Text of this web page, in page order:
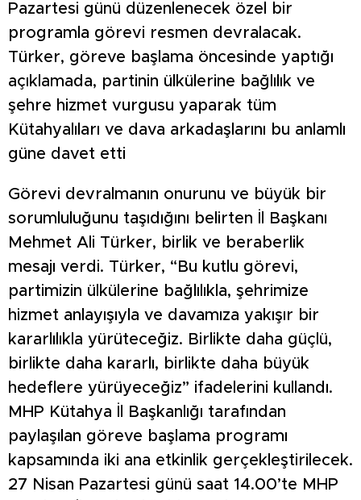
Pazartesi günü düzenlenecek özel bir
programla görevi resmen devralacak.
Türker, göreve başlama öncesinde yaptığı
açıklamada, partinin ülkülerine bağlılık ve
şehre hizmet vurgusu yaparak tüm
Kütahyalıları ve dava arkadaşlarını bu anlamlı
güne davet etti
Görevi devralmanın onurunu ve büyük bir
sorumluluğunu taşıdığını belirten İl Başkanı
Mehmet Ali Türker, birlik ve beraberlik
mesajı verdi. Türker, “Bu kutlu görevi,
partimizin ülkülerine bağlılıkla, şehrimize
hizmet anlayışıyla ve davamıza yakışır bir
kararlılıkla yürüteceğiz. Birlikte daha güçlü,
birlikte daha kararlı, birlikte daha büyük
hedeflere yürüyeceğiz” ifadelerini kullandı.
MHP Kütahya İl Başkanlığı tarafından
paylaşılan göreve başlama programı
kapsamında iki ana etkinlik gerçekleştirilecek.
27 Nisan Pazartesi günü saat 14.00’te MHP